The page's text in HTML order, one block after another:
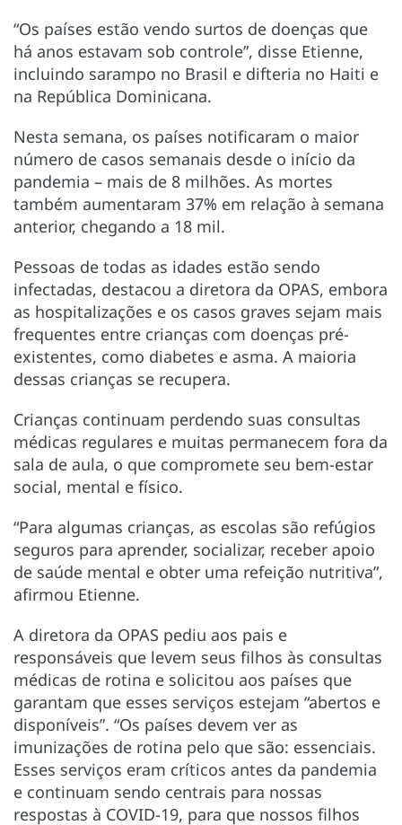
“Os países estão vendo surtos de doenças que
há anos estavam sob controle”, disse Etienne,
incluindo sarampo no Brasil e difteria no Haiti e
na República Dominicana.
Nesta semana, os países notificaram o maior
número de casos semanais desde o início da
pandemia – mais de 8 milhões. As mortes
também aumentaram 37% em relação à semana
anterior, chegando a 18 mil.
Pessoas de todas as idades estão sendo
infectadas, destacou a diretora da OPAS, embora
as hospitalizações e os casos graves sejam mais
frequentes entre crianças com doenças pré-
existentes, como diabetes e asma. A maioria
dessas crianças se recupera.
Crianças continuam perdendo suas consultas
médicas regulares e muitas permanecem fora da
sala de aula, o que compromete seu bem-estar
social, mental e físico.
“Para algumas crianças, as escolas são refúgios
seguros para aprender, socializar, receber apoio
de saúde mental e obter uma refeição nutritiva”,
afirmou Etienne.
A diretora da OPAS pediu aos pais e
responsáveis que levem seus filhos às consultas
médicas de rotina e solicitou aos países que
garantam que esses serviços estejam “abertos e
disponíveis”. “Os países devem ver as
imunizações de rotina pelo que são: essenciais.
Esses serviços eram críticos antes da pandemia
e continuam sendo centrais para nossas
respostas à COVID-19, para que nossos filhos